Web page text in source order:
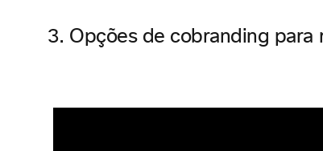
Opções de cobranding para